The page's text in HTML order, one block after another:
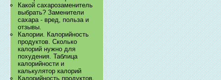
Какой сахарозаменитель
выбрать? Заменители
сахара - вред, польза и
отзывы.
Калории. Калорийность
продуктов. Сколько
калорий нужно для
похудения. Таблица
калорийности и
калькулятор калорий
Калорийность продуктов.